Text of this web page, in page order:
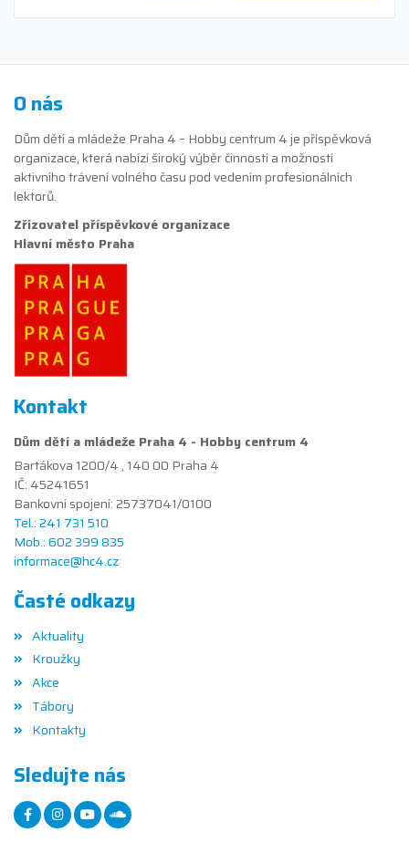
O nás
Dům dětí a mládeže Praha 4 – Hobby centrum 4 je příspěvková
organizace, která nabízí široký výběr činností a možností
aktivního trávení volného času pod vedením profesionálních
lektorů.
Zřizovatel příspěvkové organizace
Hlavní město Praha
Kontakt
Dům dětí a mládeže Praha 4 - Hobby centrum 4
Bartákova 1200/4 , 140 00 Praha 4
IČ: 45241651
Bankovní spojení: 25737041/0100
Tel.: 241 731 510
Mob.: 602 399 835
informace@hc4.cz
Časté odkazy
Aktuality
Kroužky
Akce
Tábory
Kontakty
Sledujte nás